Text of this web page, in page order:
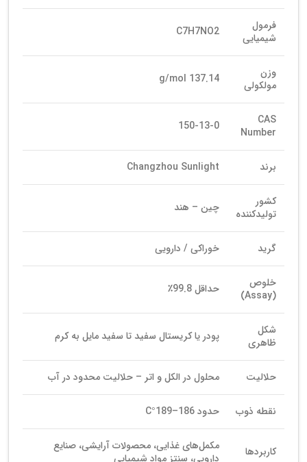
فرمول
شیمیایی
C7H7NO2
وزن
مولکولی
137.14 g/mol
CAS
Number
150-13-0
برند Changzhou Sunlight
کشور
تولیدکننده
چین – هند
گرید خوراکی / دارویی
خلوص
(Assay)
حداقل 99.8٪
شکل
ظاهری
پودر یا کریستال سفید تا سفید مایل به کرم
حلالیت محلول در الکل و اتر – حلالیت محدود در آب
نقطه ذوب حدود 186–189°C
کاربردها
مکمل‌های غذایی، محصولات آرایشی، صنایع
دارویی، سنتز مواد شیمیایی